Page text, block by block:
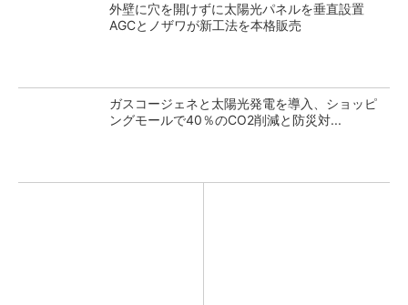
外壁に穴を開けずに太陽光パネルを垂直設置
AGCとノザワが新工法を本格販売
ガスコージェネと太陽光発電を導入、ショッピ
ングモールで40％のCO2削減と防災対...